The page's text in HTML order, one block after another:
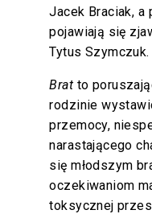
Jacek Braciak, a
pojawiają się
Tytus Szymczuk.
Brat to
rodzinie
przemocy,
narastającego
się młodszym
oczekiwaniom
toksycznej